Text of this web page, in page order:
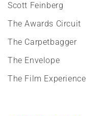
Scott Feinberg
The Awards Circuit
The Carpetbagger
The Envelope
The Film Experience